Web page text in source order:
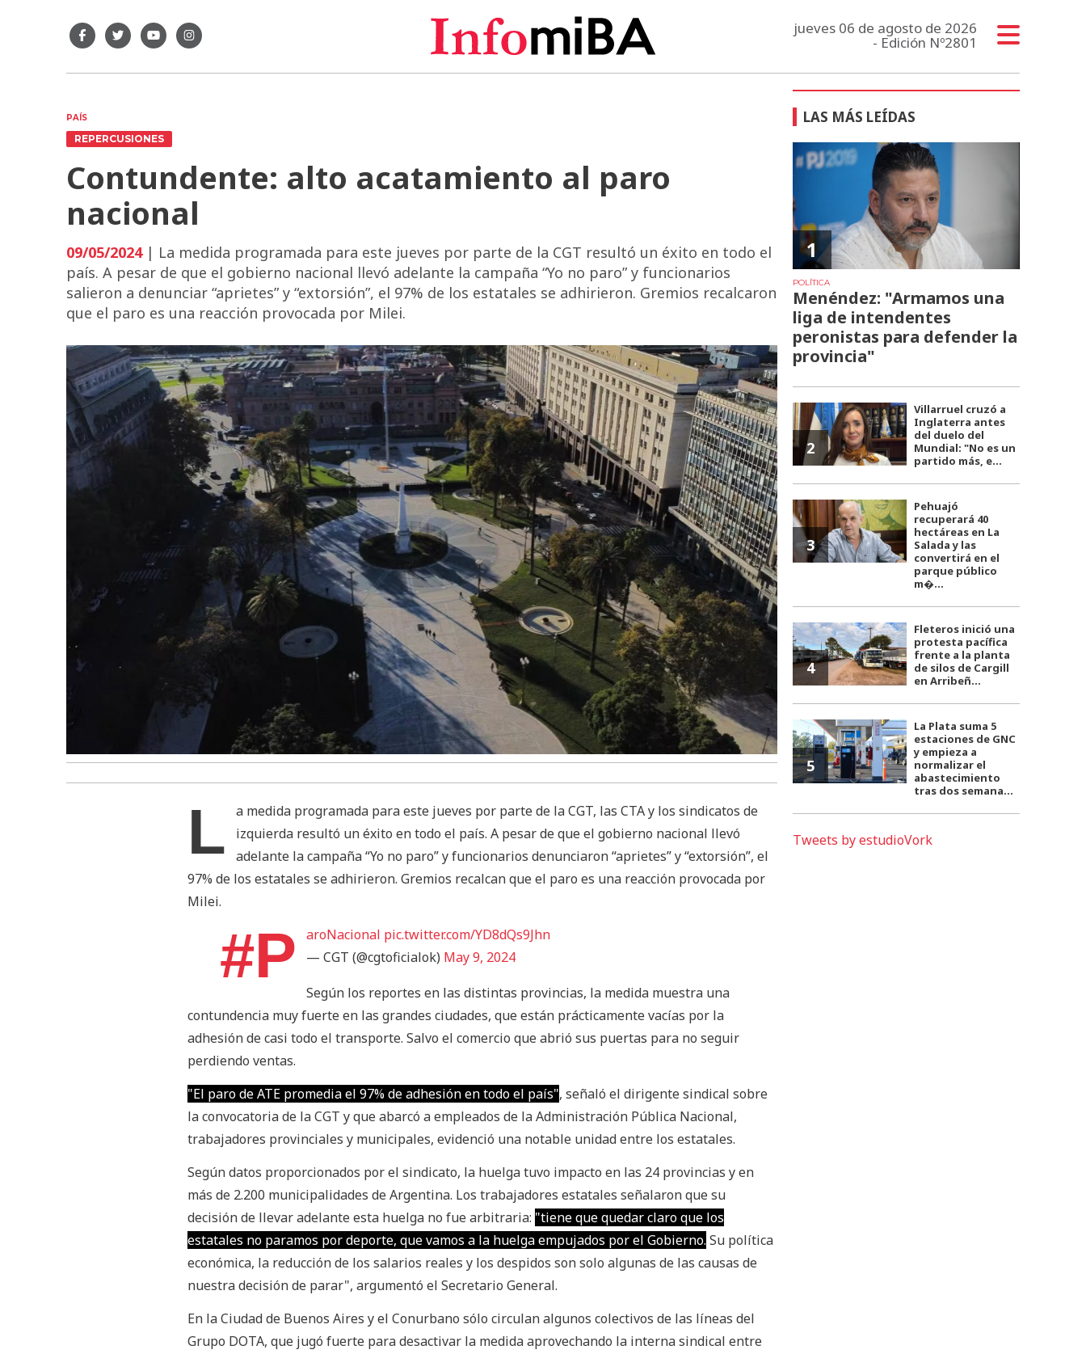
jueves 06 de agosto de 2026
- Edición Nº2801
PAÍS
REPERCUSIONES
Contundente: alto acatamiento al paro
nacional
09/05/2024| La medida programada para este jueves por parte de la CGT resultó un éxito en todo el
país. A pesar de que el gobierno nacional llevó adelante la campaña “Yo no paro” y funcionarios
salieron a denunciar “aprietes” y “extorsión”, el 97% de los estatales se adhirieron. Gremios recalcaron
que el paro es una reacción provocada por Milei.
L
a medida programada para este jueves por parte de la CGT, las CTA y los sindicatos de
izquierda resultó un éxito en todo el país. A pesar de que el gobierno nacional llevó
adelante la campaña “Yo no paro” y funcionarios denunciaron “aprietes” y “extorsión”, el
97% de los estatales se adhirieron. Gremios recalcan que el paro es una reacción provocada por
Milei.
#P aroNacional pic.twitter.com/YD8dQs9Jhn
— CGT (@cgtoficialok) May 9, 2024
Según los reportes en las distintas provincias, la medida muestra una
contundencia muy fuerte en las grandes ciudades, que están prácticamente vacías por la
adhesión de casi todo el transporte. Salvo el comercio que abrió sus puertas para no seguir
perdiendo ventas.
"El paro de ATE promedia el 97% de adhesión en todo el país", señaló el dirigente sindical sobre
la convocatoria de la CGT y que abarcó a empleados de la Administración Pública Nacional,
trabajadores provinciales y municipales, evidenció una notable unidad entre los estatales.
Según datos proporcionados por el sindicato, la huelga tuvo impacto en las 24 provincias y en
más de 2.200 municipalidades de Argentina. Los trabajadores estatales señalaron que su
decisión de llevar adelante esta huelga no fue arbitraria: "tiene que quedar claro que los
estatales no paramos por deporte, que vamos a la huelga empujados por el Gobierno. Su política
económica, la reducción de los salarios reales y los despidos son solo algunas de las causas de
nuestra decisión de parar", argumentó el Secretario General.
En la Ciudad de Buenos Aires y el Conurbano sólo circulan algunos colectivos de las líneas del
Grupo DOTA, que jugó fuerte para desactivar la medida aprovechando la interna sindical entre
LAS MÁS LEÍDAS
1
POLÍTICA
Menéndez: "Armamos una
liga de intendentes
peronistas para defender la
provincia"
2
Villarruel cruzó a
Inglaterra antes
del duelo del
Mundial: "No es un
partido más, e...
3
Pehuajó
recuperará 40
hectáreas en La
Salada y las
convertirá en el
parque público
m�...
4
Fleteros inició una
protesta pacífica
frente a la planta
de silos de Cargill
en Arribeñ...
5
La Plata suma 5
estaciones de GNC
y empieza a
normalizar el
abastecimiento
tras dos semana...
Tweets by estudioVork